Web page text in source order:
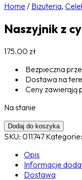
Home / Biżuteria,
Naszyjnik z
175.00 zł
Bezpieczna
Dostawa na
Ceny zawierają
Na stanie
Dodaj do koszyka
SKU: 011747 Kategorie:
Opis
Informacje
Dostawa